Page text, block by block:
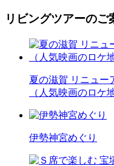
リビングツアーのご
夏の滋賀 リニュー
（人気映画のロケ地
伊勢神宮めぐり